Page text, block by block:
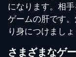
になります。相
ゲームの肝です
り身につけましょ
さまざまなゲ